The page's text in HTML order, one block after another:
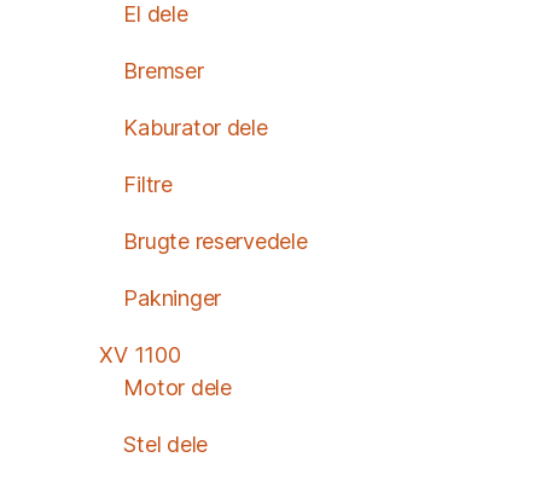
El dele
Bremser
Kaburator dele
Filtre
Brugte reservedele
Pakninger
XV 1100
Motor dele
Stel dele